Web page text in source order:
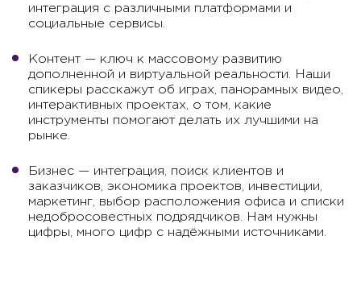
интеграция с различными платформами и
социальные сервисы.
Контент — ключ к массовому развитию
дополненной и виртуальной реальности. Наши
спикеры расскажут об играх, панорамных видео,
интерактивных проектах, о том, какие
инструменты помогают делать их лучшими на
рынке.
Бизнес — интеграция, поиск клиентов и
заказчиков, экономика проектов, инвестиции,
маркетинг, выбор расположения офиса и списки
недобросовестных подрядчиков. Нам нужны
цифры, много цифр с надёжными источниками.